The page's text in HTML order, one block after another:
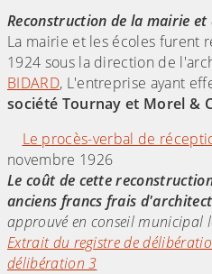
Reconstruction de la mairie et
La mairie et les écoles furent
1924 sous la direction de
BIDARD, L'entreprise ayant
société Tournay et Morel &
Le procès-verbal de
novembre 1926
Le coût de cette
anciens francs frais
approuvé en conseil municipal
Extrait du registre de
délibération 3